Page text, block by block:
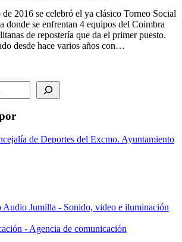
2016 se celebró el ya clásico Torneo Social
donde se enfrentan 4 equipos del Coimbra
de repostería que da el primer puesto.
desde hace varios años con…